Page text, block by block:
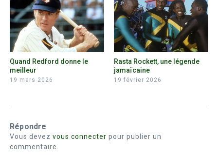
Quand Redford donne le
meilleur
19 mars 2026
Rasta Rockett, une légende
jamaïcaine
19 février 2026
Répondre
Vous devez vous connecter pour publier un
commentaire.